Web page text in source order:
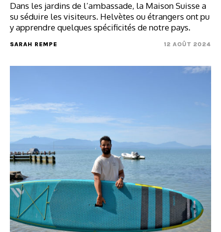
Dans les jardins de l’ambassade, la Maison Suisse a
su séduire les visiteurs. Helvètes ou étrangers ont pu
y apprendre quelques spécificités de notre pays.
SARAH REMPE 12 AOÛT 2024